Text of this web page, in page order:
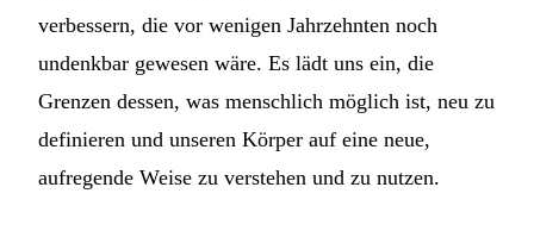
verbessern, die vor wenigen Jahrzehnten noch
undenkbar gewesen wäre. Es lädt uns ein, die
Grenzen dessen, was menschlich möglich ist, neu zu
definieren und unseren Körper auf eine neue,
aufregende Weise zu verstehen und zu nutzen.